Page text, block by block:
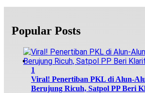
Popular Posts
1
Viral! Penertiban PKL di Alun-
Berujung Ricuh, Satpol PP Beri